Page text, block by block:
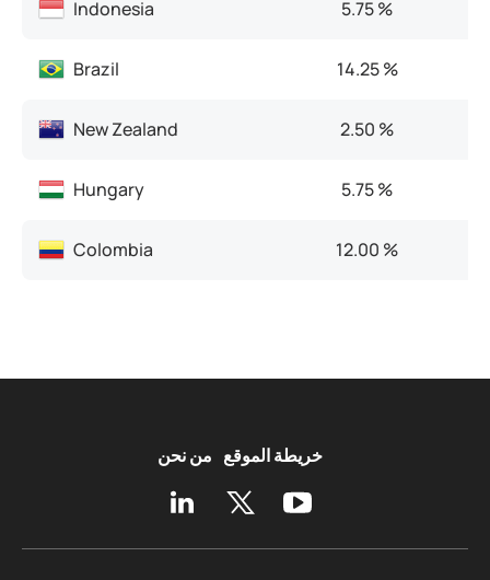
Indonesia 5.75 %
Brazil 14.25 %
New Zealand 2.50 %
Hungary 5.75 %
Colombia 12.00 %
من نحن خريطة الموقع